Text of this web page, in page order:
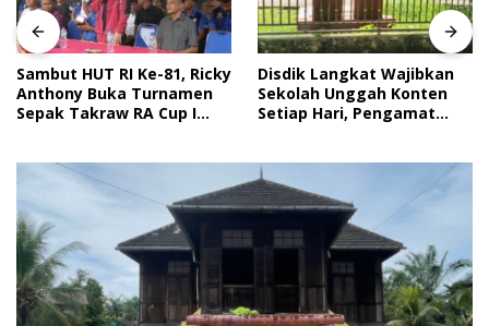
Sambut HUT RI Ke-81, Ricky
Anthony Buka Turnamen
Sepak Takraw RA Cup I
Disdik Langkat Wajibkan
Sekolah Unggah Konten
Setiap Hari, Pengamat